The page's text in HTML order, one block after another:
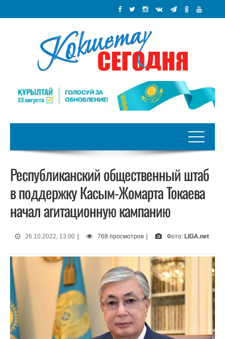
Республиканский общественный штаб
в поддержку Касым-Жомарта Токаева
начал агитационную кампанию
26.10.2022, 13:00 | 768 просмотров | Фото: LIGA.net